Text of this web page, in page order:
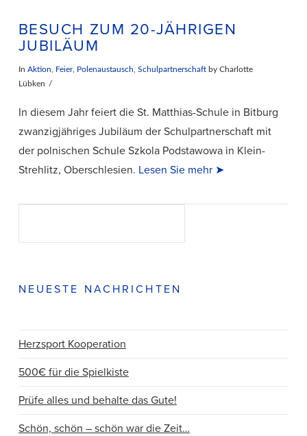
BESUCH ZUM 20-JÄHRIGEN
JUBILÄUM
In Aktion Feier, Polenaustausch Schulpartnerschaftby Charlotte
Lübken
In diesem Jahr feiert die St. Matthias-Schule in Bitburg
zwanzigjähriges Jubiläum der Schulpartnerschaft mit
der polnischen Schule Szkola Podstawowa in Klein-
Strehlitz, Oberschlesien. Lesen Sie mehr ➤
NEUESTE NACHRICHTEN
Herzsport Kooperation
500€ für die Spielkiste
Prüfe alles und behalte das Gute!
Schön, schön – schön war die Zeit…